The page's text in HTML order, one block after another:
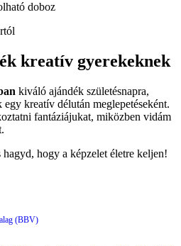
doboz
kreatív gyerekeknek
kiváló ajándék születésnapra,
kreatív délután meglepetéseként.
fantáziájukat, miközben vidám
hogy a képzelet életre keljen!
(BBV)